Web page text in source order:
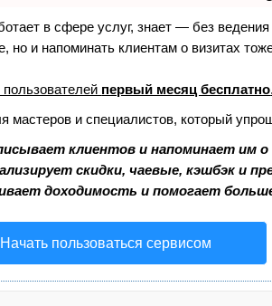
в сфере услуг, знает — без
но и напоминать клиентам о визитах
первый месяц бесплатно
мастеров и специалистов, который
клиентов и напоминает им
скидки, чаевые, кэшбэк и
доходимость и помогает
Начать пользоваться сервисом